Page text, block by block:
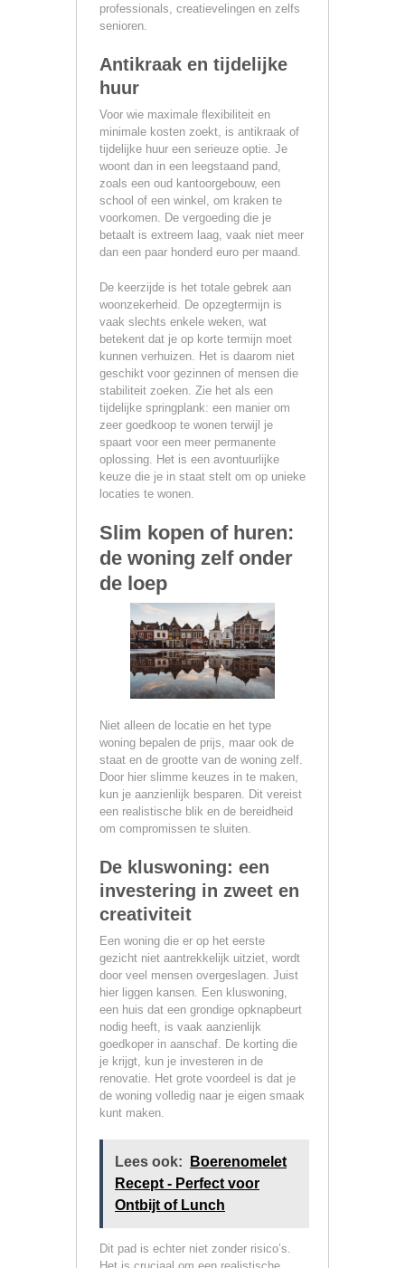
professionals, creatievelingen en zelfs
senioren.
Antikraak en tijdelijke
huur
Voor wie maximale flexibiliteit en
minimale kosten zoekt, is antikraak of
tijdelijke huur een serieuze optie. Je
woont dan in een leegstaand pand,
zoals een oud kantoorgebouw, een
school of een winkel, om kraken te
voorkomen. De vergoeding die je
betaalt is extreem laag, vaak niet meer
dan een paar honderd euro per maand.
De keerzijde is het totale gebrek aan
woonzekerheid. De opzegtermijn is
vaak slechts enkele weken, wat
betekent dat je op korte termijn moet
kunnen verhuizen. Het is daarom niet
geschikt voor gezinnen of mensen die
stabiliteit zoeken. Zie het als een
tijdelijke springplank: een manier om
zeer goedkoop te wonen terwijl je
spaart voor een meer permanente
oplossing. Het is een avontuurlijke
keuze die je in staat stelt om op unieke
locaties te wonen.
Slim kopen of huren:
de woning zelf onder
de loep
Niet alleen de locatie en het type
woning bepalen de prijs, maar ook de
staat en de grootte van de woning zelf.
Door hier slimme keuzes in te maken,
kun je aanzienlijk besparen. Dit vereist
een realistische blik en de bereidheid
om compromissen te sluiten.
De kluswoning: een
investering in zweet en
creativiteit
Een woning die er op het eerste
gezicht niet aantrekkelijk uitziet, wordt
door veel mensen overgeslagen. Juist
hier liggen kansen. Een kluswoning,
een huis dat een grondige opknapbeurt
nodig heeft, is vaak aanzienlijk
goedkoper in aanschaf. De korting die
je krijgt, kun je investeren in de
renovatie. Het grote voordeel is dat je
de woning volledig naar je eigen smaak
kunt maken.
Lees ook:
Boerenomelet
Recept - Perfect voor
Ontbijt of Lunch
Dit pad is echter niet zonder risico’s.